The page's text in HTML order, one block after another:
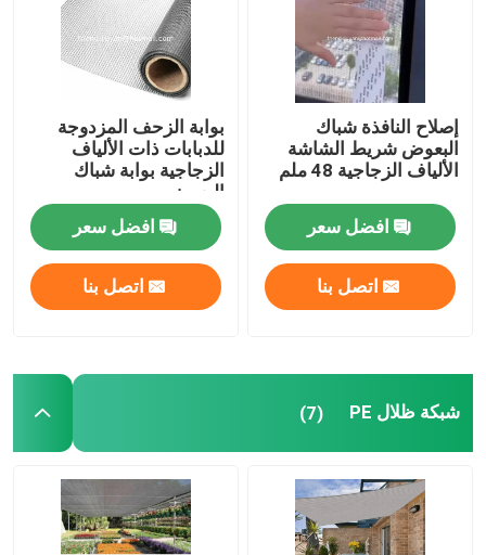
شبكة الحشرات الزراعية
القماش المشمع PE
حقيبة شبكية منسوجة
شبك بلاستيكي
الشبكة المقاومة للقلي
ستارة باب بلاستيكية مغناطيسية
الزناد والحلقة
إصلاح النافذة شباك
البعوض شريط الشاشة
الألياف الزجاجية 48 ملم
افضل سعر
اتصل بنا
بوابة الزحف المزدوجة
للدبابات ذات الألياف
الزجاجية بوابة شباك
البعوض
افضل سعر
اتصل بنا
شبكة ظلال PE (7)